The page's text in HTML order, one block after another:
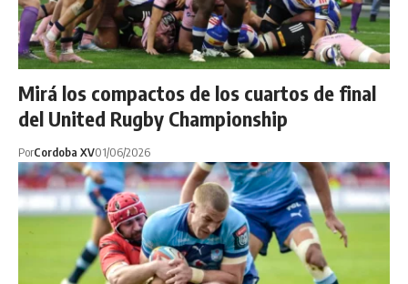
Mirá los compactos de los cuartos de final
del United Rugby Championship
PorCordoba XV01/06/2026